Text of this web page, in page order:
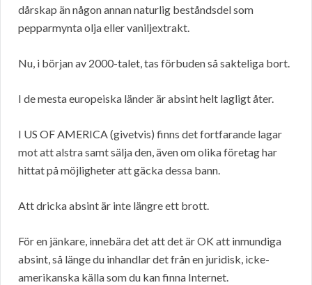
dårskap än någon annan naturlig beståndsdel som
pepparmynta olja eller vaniljextrakt.
Nu, i början av 2000-talet, tas förbuden så sakteliga bort.
I de mesta europeiska länder är absint helt lagligt åter.
I US OF AMERICA (givetvis) finns det fortfarande lagar
mot att alstra samt sälja den, även om olika företag har
hittat på möjligheter att gäcka dessa bann.
Att dricka absint är inte längre ett brott.
För en jänkare, innebära det att det är OK att inmundiga
absint, så länge du inhandlar det från en juridisk, icke-
amerikanska källa som du kan finna Internet.